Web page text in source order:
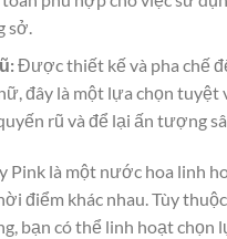
sở.
Được thiết kế và pha chế
đây là một lựa chọn tuyệt
rũ và để lại ấn tượng
Pink là một nước hoa linh
điểm khác nhau. Tùy
bạn có thể linh hoạt chọn